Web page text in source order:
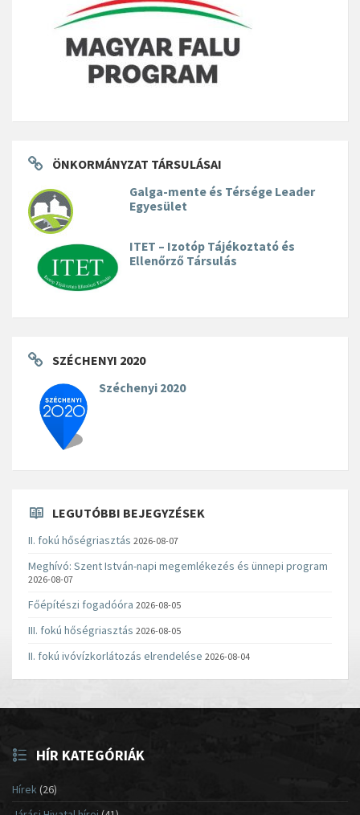
ÖNKORMÁNYZAT TÁRSULÁSAI
Galga-mente és Térsége Leader
Egyesület
ITET – Izotóp Tájékoztató és
Ellenőrző Társulás
SZÉCHENYI 2020
Széchenyi 2020
LEGUTÓBBI BEJEGYZÉSEK
II. fokú hőségriasztás 2026-08-07
Meghívó: Szent István-napi megemlékezés és ünnepi program
2026-08-07
Főépítészi fogadóóra 2026-08-05
III. fokú hőségriasztás 2026-08-05
II. fokú ivóvízkorlátozás elrendelése 2026-08-04
HÍR KATEGÓRIÁK
Hírek(26)